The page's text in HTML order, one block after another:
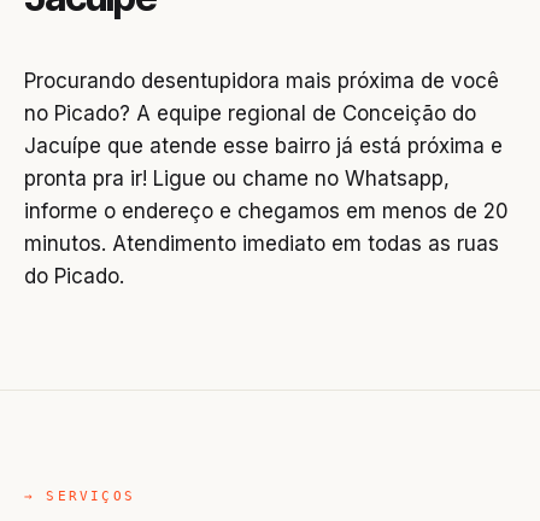
Procurando desentupidora mais próxima de você
no Picado? A equipe regional de Conceição do
Jacuípe que atende esse bairro já está próxima e
pronta pra ir! Ligue ou chame no Whatsapp,
informe o endereço e chegamos em menos de 20
minutos. Atendimento imediato em todas as ruas
do Picado.
→ SERVIÇOS